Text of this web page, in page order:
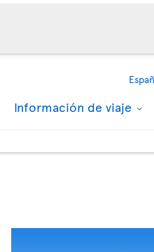
Información de viaje